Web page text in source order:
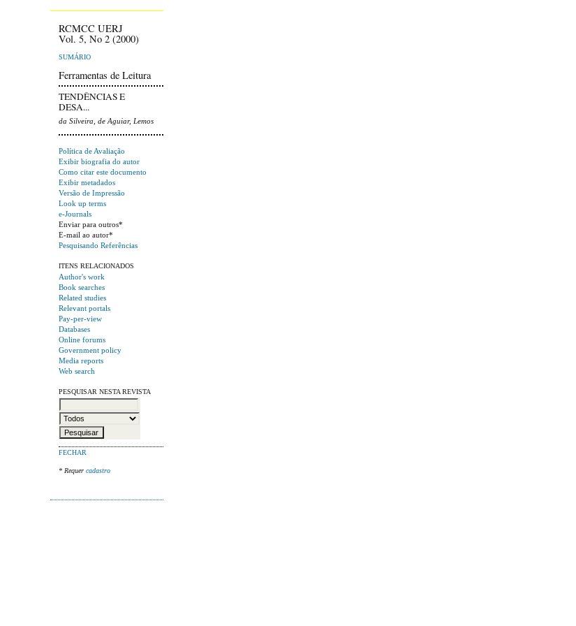
RCMCC UERJ
Vol. 5, No 2 (2000)
SUMÁRIO
Ferramentas de Leitura
TENDÊNCIAS E
DESA...
da Silveira, de Aguiar, Lemos
Política de Avaliação
Exibir biografia do autor
Como citar este documento
Exibir metadados
Versão de Impressão
Look up terms
e-Journals
Enviar para outros*
E-mail ao autor*
Pesquisando Referências
ITENS RELACIONADOS
Author's work
Book searches
Related studies
Relevant portals
Pay-per-view
Databases
Online forums
Government policy
Media reports
Web search
PESQUISAR NESTA REVISTA
FECHAR
* Requer cadastro